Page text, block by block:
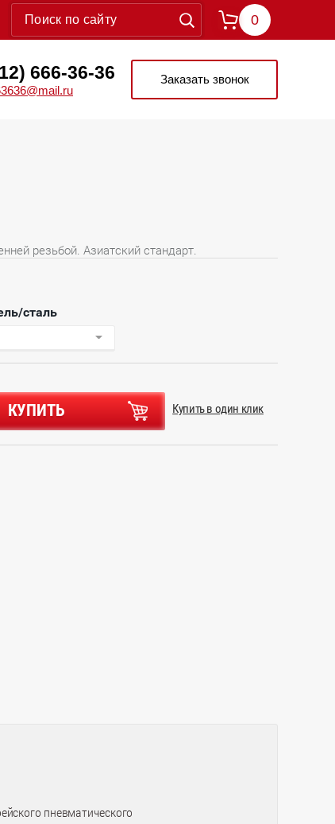
0
666-36-36 Заказать звонок
резьбой. Азиатский стандарт.
сталь
КУПИТЬ Купить в один клик
пневматического